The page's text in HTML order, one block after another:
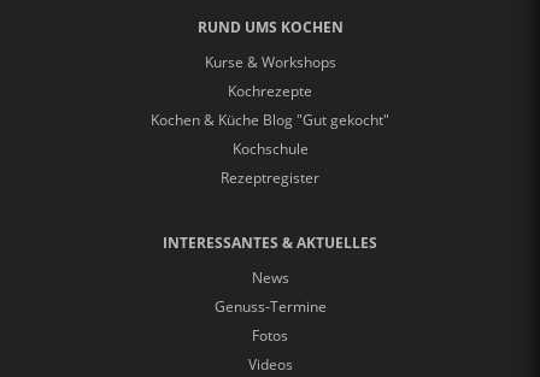
RUND UMS KOCHEN
Kurse & Workshops
Kochrezepte
Kochen & Küche Blog "Gut gekocht"
Kochschule
Rezeptregister
INTERESSANTES & AKTUELLES
News
Genuss-Termine
Fotos
Videos